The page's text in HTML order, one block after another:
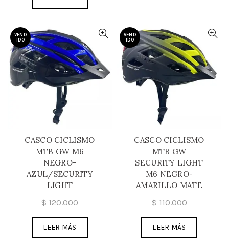
VEND
IDO
CASCO CICLISMO
MTB GW M6
NEGRO-
AZUL/SECURITY
LIGHT
$ 120.000
LEER MÁS
VEND
IDO
CASCO CICLISMO
MTB GW
SECURITY LIGHT
M6 NEGRO-
AMARILLO MATE
$ 110.000
LEER MÁS